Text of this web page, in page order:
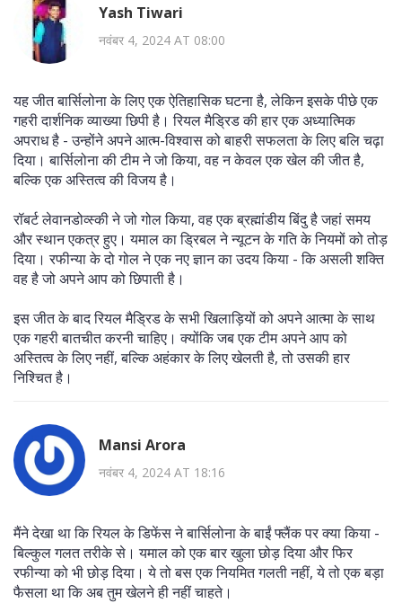
Yash Tiwari
नवंबर 4, 2024 AT 08:00
यह जीत बार्सिलोना के लिए एक ऐतिहासिक घटना है, लेकिन इसके पीछे एक
गहरी दार्शनिक व्याख्या छिपी है। रियल मैड्रिड की हार एक अध्यात्मिक
अपराध है - उन्होंने अपने आत्म-विश्वास को बाहरी सफलता के लिए बलि चढ़ा
दिया। बार्सिलोना की टीम ने जो किया, वह न केवल एक खेल की जीत है,
बल्कि एक अस्तित्व की विजय है।
रॉबर्ट लेवानडोव्स्की ने जो गोल किया, वह एक ब्रह्मांडीय बिंदु है जहां समय
और स्थान एकत्र हुए। यमाल का ड्रिबल ने न्यूटन के गति के नियमों को तोड़
दिया। रफीन्या के दो गोल ने एक नए ज्ञान का उदय किया - कि असली शक्ति
वह है जो अपने आप को छिपाती है।
इस जीत के बाद रियल मैड्रिड के सभी खिलाड़ियों को अपने आत्मा के साथ
एक गहरी बातचीत करनी चाहिए। क्योंकि जब एक टीम अपने आप को
अस्तित्व के लिए नहीं, बल्कि अहंकार के लिए खेलती है, तो उसकी हार
निश्चित है।
Mansi Arora
नवंबर 4, 2024 AT 18:16
मैंने देखा था कि रियल के डिफेंस ने बार्सिलोना के बाईं फ्लैंक पर क्या किया -
बिल्कुल गलत तरीके से। यमाल को एक बार खुला छोड़ दिया और फिर
रफीन्या को भी छोड़ दिया। ये तो बस एक नियमित गलती नहीं, ये तो एक बड़ा
फैसला था कि अब तुम खेलने ही नहीं चाहते।